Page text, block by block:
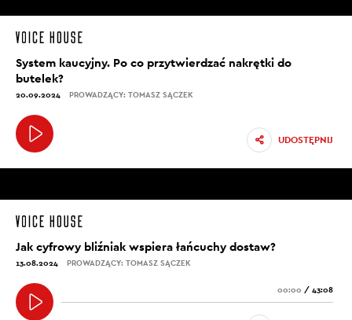
System kaucyjny. Po co przytwierdzać nakrętki do
butelek?
20.09.2024 PROWADZĄCY: TOMASZ SĄCZEK
UDOSTĘPNIJ
Jak cyfrowy bliźniak wspiera łańcuchy dostaw?
13.08.2024 PROWADZĄCY: TOMASZ SĄCZEK
00:00 / 43:08